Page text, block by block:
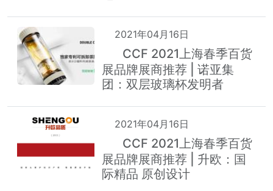
2021年04月16日
CCF 2021上海春季百货
展品牌展商推荐 | 诺亚集
团：双层玻璃杯发明者
2021年04月16日
CCF 2021上海春季百货
展品牌展商推荐 | 升欧：国
际精品 原创设计